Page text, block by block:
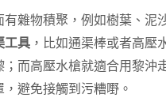
雜物積聚，例如樹葉、泥
工具，比如通渠棒或者高壓
而高壓水槍就適合用黎沖
避免接觸到污糟嘢。